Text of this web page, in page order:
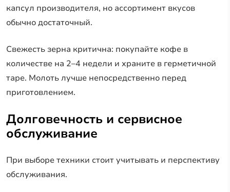
капсул производителя, но ассортимент вкусов
обычно достаточный.
Свежесть зерна критична: покупайте кофе в
количестве на 2–4 недели и храните в герметичной
таре. Молоть лучше непосредственно перед
приготовлением.
Долговечность и сервисное
обслуживание
При выборе техники стоит учитывать и перспективу
обслуживания.